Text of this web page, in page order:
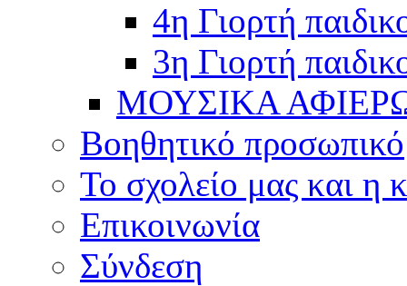
4η Γιορτή
3η Γιορτή
ΜΟΥΣΙΚΑ
Βοηθητικό προσωπικό
Το σχολείο μας και η
Επικοινωνία
Σύνδεση